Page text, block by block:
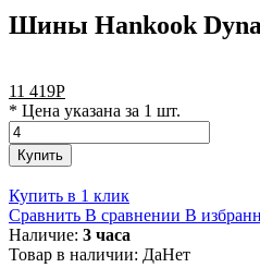
Шины Hankook
11 419Р
* Цена указана за 1 шт.
Купить
Купить в 1 клик
Сравнить В сравнении В
Наличие: 3 часа
Товар в наличии: ДаНет